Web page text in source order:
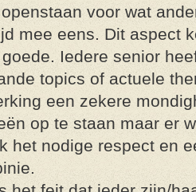
voor wat
mee eens. Dit aspect
Iedere senior
topics of actuele
een zekere
op te staan maar er
het nodige respect en